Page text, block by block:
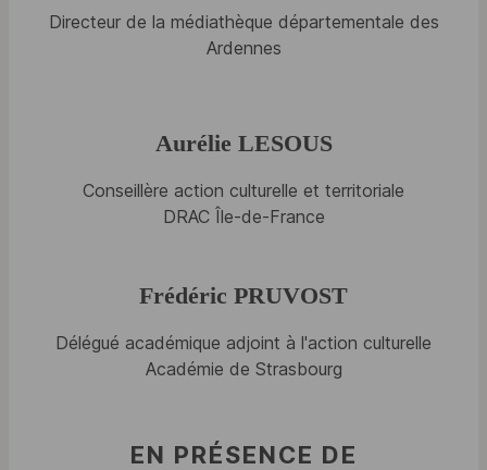
Directeur de la médiathèque départementale des
Ardennes
Aurélie LESOUS
Conseillère action culturelle et territoriale
DRAC Île-de-France
Frédéric PRUVOST
Délégué académique adjoint à l'action culturelle
Académie de Strasbourg
EN PRÉSENCE DE